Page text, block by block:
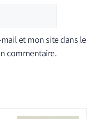
et mon site dans le
commentaire.